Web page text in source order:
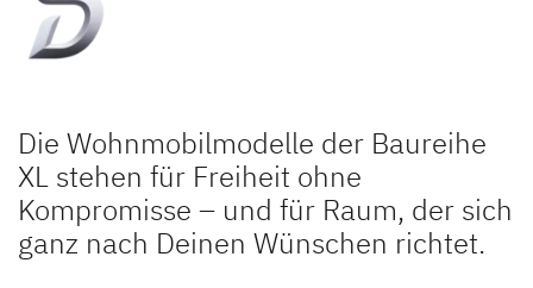
Die Wohnmobilmodelle der Baureihe
XL stehen für Freiheit ohne
Kompromisse – und für Raum, der sich
ganz nach Deinen Wünschen richtet.